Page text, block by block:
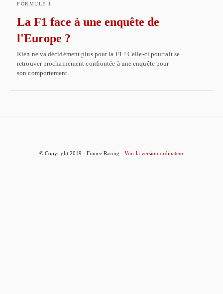
FORMULE 1
La F1 face à une enquête de
l'Europe ?
Rien ne va décidément plus pour la F1 ! Celle-ci pourrait se
retrouver prochainement confrontée à une enquête pour
son comportement…
© Copyright 2019 - France Racing Voir la version ordinateur